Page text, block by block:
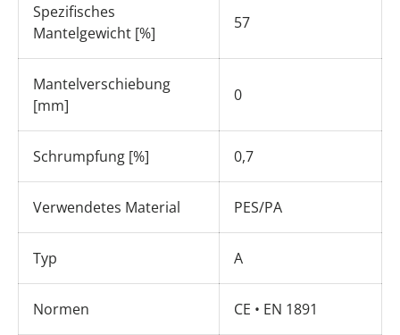
Spezifisches
Mantelgewicht [%]
57
Mantelverschiebung
[mm]
0
Schrumpfung [%] 0,7
Verwendetes Material PES/PA
Typ A
Normen CE • EN 1891